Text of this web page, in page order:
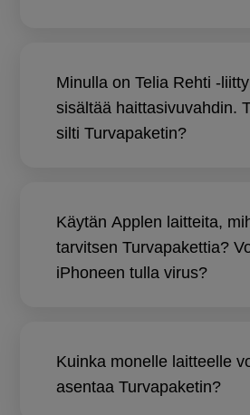
Minulla on Telia Rehti -
sisältää haittasivuvahdin.
silti Turvapaketin?
Käytän Applen laitteita,
tarvitsen Turvapakettia?
iPhoneen tulla virus?
Kuinka monelle laitteelle
asentaa Turvapaketin?